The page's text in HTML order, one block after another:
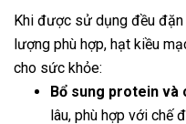
Khi được sử dụng đều
lượng phù hợp, hạt kiều
cho sức khỏe:
Bổ sung protein và
lâu, phù hợp với chế